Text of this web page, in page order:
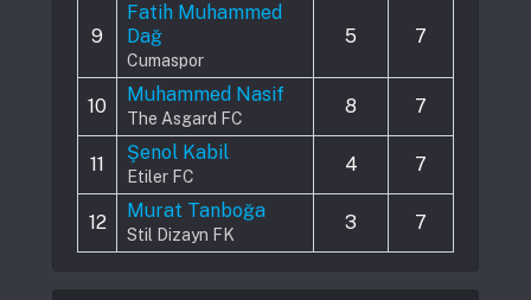
9
Fatih Muhammed
Dağ
Cumaspor
5 7
10
Muhammed Nasif
The Asgard FC
8 7
11
Şenol Kabil
Etiler FC
4 7
12
Murat Tanboğa
Stil Dizayn FK
3 7